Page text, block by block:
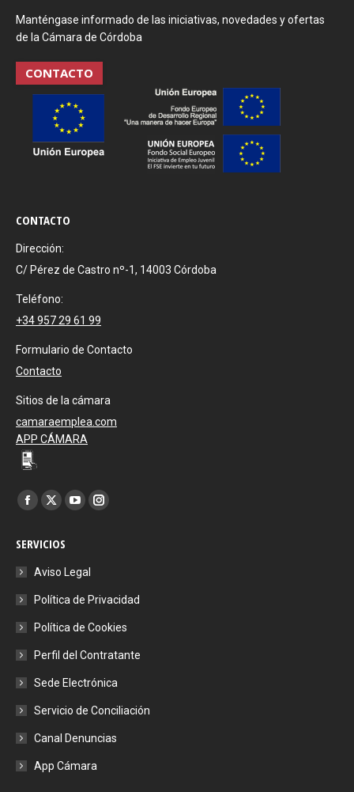
Manténgase informado de las iniciativas, novedades y ofertas
de la Cámara de Córdoba
CONTACTO
CONTACTO
Dirección:
C/ Pérez de Castro nº-1, 14003 Córdoba
Teléfono:
+34 957 29 61 99
Formulario de Contacto
Contacto
Sitios de la cámara
camaraemplea.com
APP CÁMARA
Encuéntranos en:
Facebook
opens
in
new
X
opens
in
YouTube
in
Instagram
SERVICIOS
Aviso Legal
Política de Privacidad
Política de Cookies
Perfil del Contratante
Sede Electrónica
Servicio de Conciliación
Canal Denuncias
App Cámara